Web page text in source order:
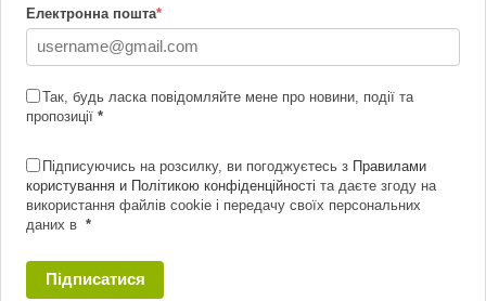
Електронна пошта*
Так, будь ласка повідомляйте мене про новини, події та
пропозиції *
Підписуючись на розсилку, ви погоджуєтесь з Правилами
користування и Політикою конфіденційності та даєте згоду на
використання файлів cookie і передачу своїх персональних
даних в *
Підписатися